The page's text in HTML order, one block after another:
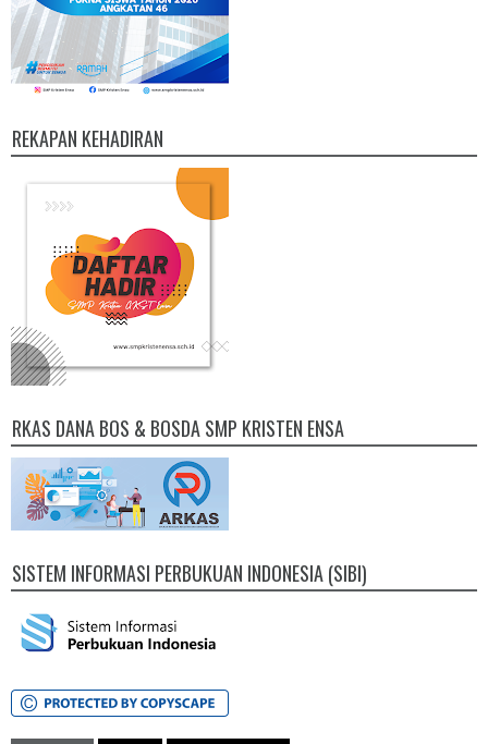
REKAPAN KEHADIRAN
RKAS DANA BOS & BOSDA SMP KRISTEN ENSA
SISTEM INFORMASI PERBUKUAN INDONESIA (SIBI)